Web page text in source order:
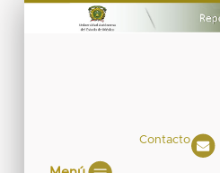
Contacto